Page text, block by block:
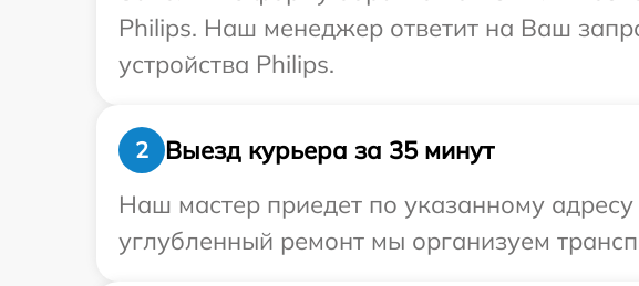
Philips. Наш менеджер ответит на Ваш
устройства Philips.
2
Выезд курьера за 35 минут
Наш мастер приедет по указанному
углубленный ремонт мы организуем